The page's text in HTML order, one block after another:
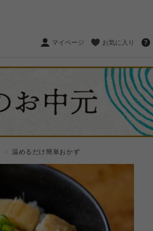
マイページ お気に入り
温めるだけ簡単おかず